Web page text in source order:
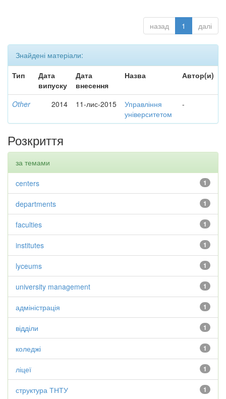
назад 1 далі
Знайдені матеріали:
Тип
Дата
випуску
Дата
внесення
Назва Автор(и)
Other 2014 11-лис-2015
Управління
університетом
-
Розкриття
за темами
1
centers
1
departments
1
faculties
1
institutes
1
lyceums
1
university management
1
адміністрація
1
відділи
1
коледжі
1
ліцеї
1
структура ТНТУ